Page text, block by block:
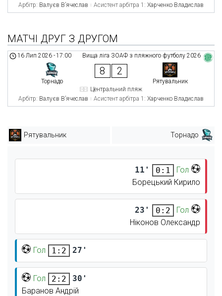
Арбітр: Валуєв В’ячеслав Асистент арбітра 1: Харченко Владислав
МАТЧІ ДРУГ З ДРУГОМ
Вища ліга ЗОАФ з пляжного футболу 2026
16 Лип 2026 -17:00
Торнадо
8 2
Рятувальник
Центральний пляж
Арбітр: Валуєв В’ячеслав Асистент арбітра 1: Харченко Владислав
Рятувальник Торнадо
11' 0:1
Гол
Борецький Кирило
23' 0:2
Гол
Ніконов Олександр
Гол 1:2 27'
Гол 2:2
30'
Баранов Андрій